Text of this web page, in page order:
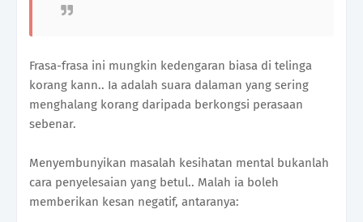
Frasa-frasa ini mungkin kedengaran biasa di telinga
korang kann.. Ia adalah suara dalaman yang sering
menghalang korang daripada berkongsi perasaan
sebenar.
Menyembunyikan masalah kesihatan mental bukanlah
cara penyelesaian yang betul.. Malah ia boleh
memberikan kesan negatif, antaranya: